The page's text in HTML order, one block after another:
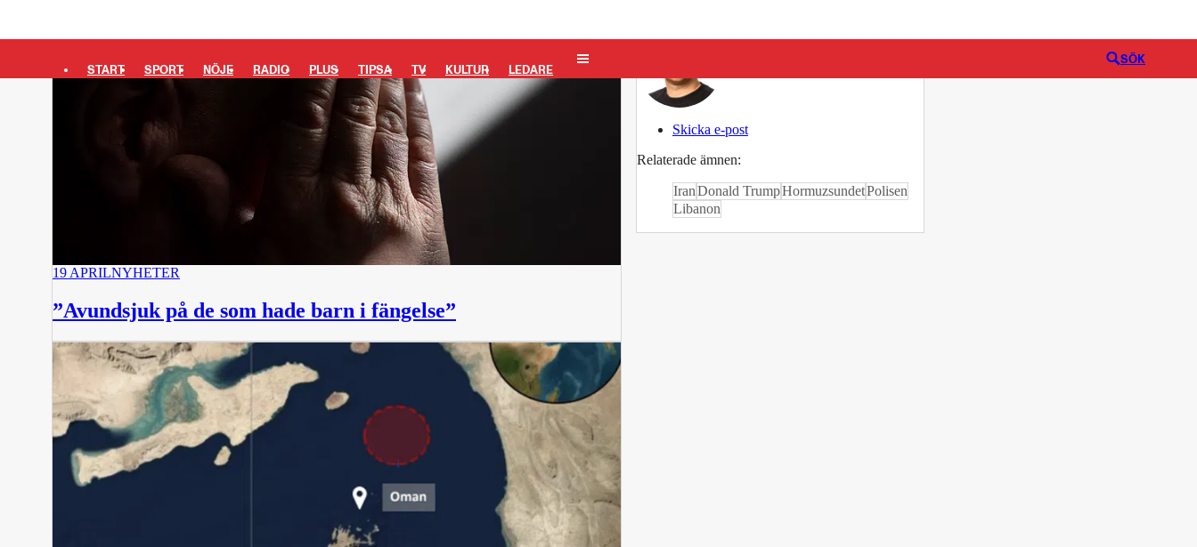
START SPORT NÖJE RADIO PLUS TIPSA TV KULTUR LEDARE
SÖK
Skicka e-post
Relaterade ämnen:
IranDonald TrumpHormuzsundetPolisen
Libanon
19 APRILNYHETER
”Avundsjuk på de som hade barn i fängelse”